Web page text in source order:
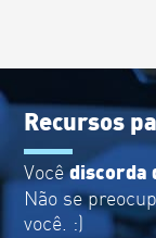
Recursos
Vocêdiscorda
Não se
você. :)